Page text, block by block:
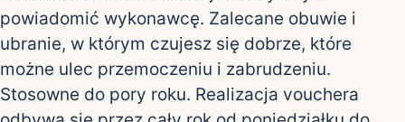
powiadomić wykonawcę. Zalecane obuwie i
ubranie, w którym czujesz się dobrze, które
możne ulec przemoczeniu i zabrudzeniu.
Stosowne do pory roku. Realizacja vouchera